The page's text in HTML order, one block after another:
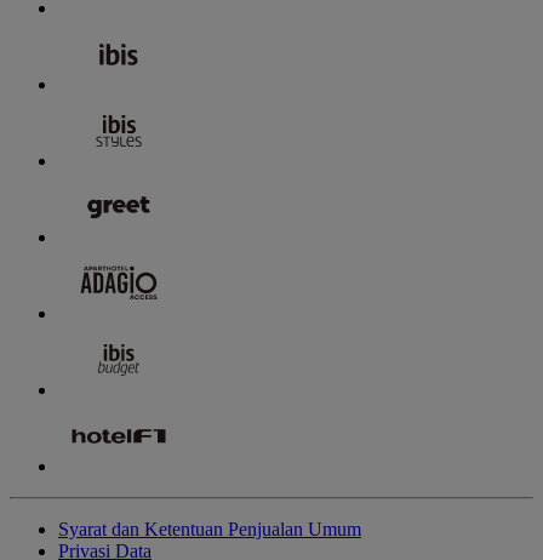
Syarat dan Ketentuan Penjualan Umum
Privasi Data